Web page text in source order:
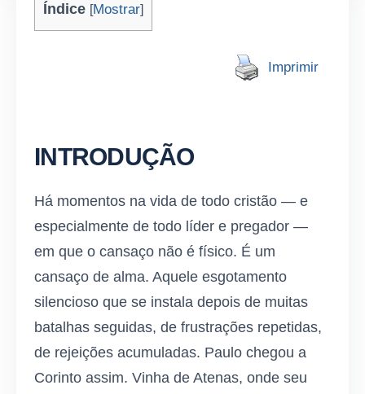
Índice [Mostrar]
Imprimir
INTRODUÇÃO
Há momentos na vida de todo cristão — e
especialmente de todo líder e pregador —
em que o cansaço não é físico. É um
cansaço de alma. Aquele esgotamento
silencioso que se instala depois de muitas
batalhas seguidas, de frustrações repetidas,
de rejeições acumuladas. Paulo chegou a
Corinto assim. Vinha de Atenas, onde seu